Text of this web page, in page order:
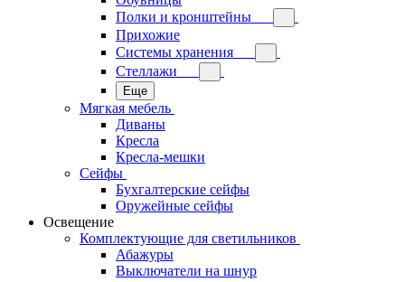
Полки и кронштейны
Прихожие
Системы хранения
Стеллажи
Еще
Мягкая мебель
Диваны
Кресла
Кресла-мешки
Сейфы
Бухгалтерские сейфы
Оружейные сейфы
Освещение
Комплектующие для светильников
Абажуры
Выключатели на шнур